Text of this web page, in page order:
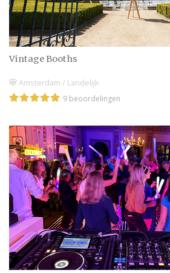
Vintage Booths
Amsterdam / Landelijk
9 beoordelingen